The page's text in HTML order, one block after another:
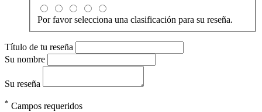
Por favor selecciona una clasificación para su reseña.
Título de tu reseña
Su nombre
Su reseña
* Campos requeridos